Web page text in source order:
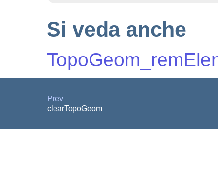
Si veda anche
Prev
clearTopoGeom